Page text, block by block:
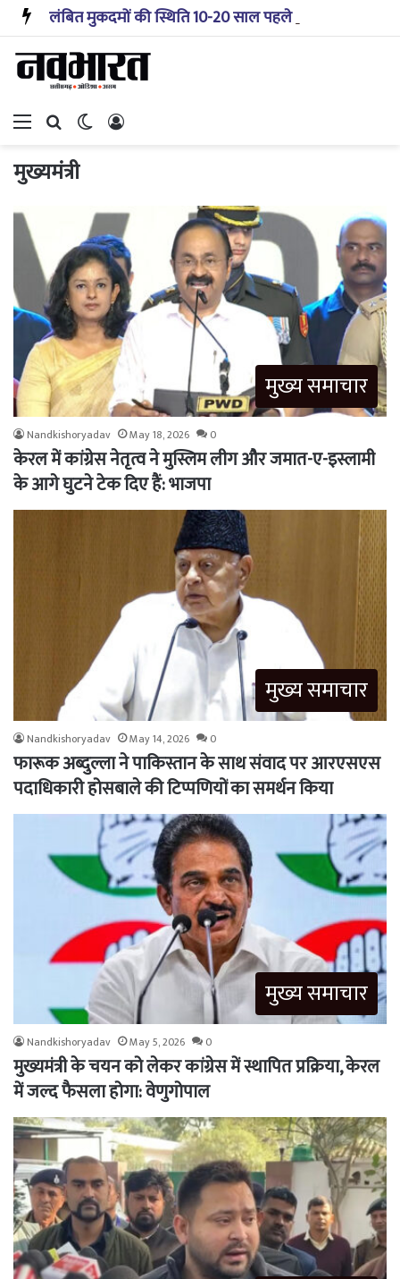
Menu Search forSwitch skin
मुख्यमंत्री
मुख्य समाचार
Nandkishoryadav May 18, 2026 0
केरल में कांग्रेस नेतृत्व ने मुस्लिम लीग और जमात-ए-इस्लामी
के आगे घुटने टेक दिए हैं: भाजपा
मुख्य समाचार
Nandkishoryadav May 14, 2026 0
फारूक अब्दुल्ला ने पाकिस्तान के साथ संवाद पर आरएसएस
पदाधिकारी होसबाले की टिप्पणियों का समर्थन किया
मुख्य समाचार
Nandkishoryadav May 5, 2026 0
मुख्यमंत्री के चयन को लेकर कांग्रेस में स्थापित प्रक्रिया, केरल
में जल्द फैसला होगा: वेणुगोपाल